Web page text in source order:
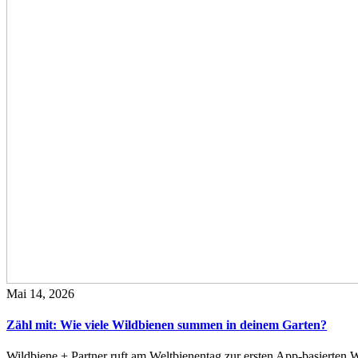
Mai 14, 2026
Zähl mit: Wie viele Wildbienen summen in deinem Garten?